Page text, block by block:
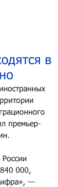
в
премьер-
России
000,
—